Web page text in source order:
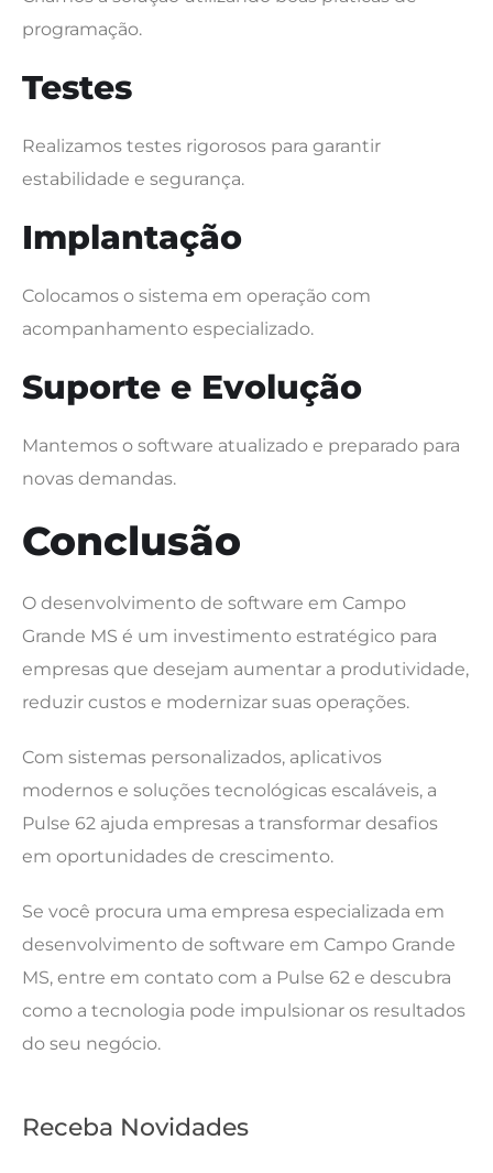
programação.
Testes
Realizamos testes rigorosos para garantir
estabilidade e segurança.
Implantação
Colocamos o sistema em operação com
acompanhamento especializado.
Suporte e Evolução
Mantemos o software atualizado e preparado para
novas demandas.
Conclusão
O desenvolvimento de software em Campo
Grande MS é um investimento estratégico para
empresas que desejam aumentar a produtividade,
reduzir custos e modernizar suas operações.
Com sistemas personalizados, aplicativos
modernos e soluções tecnológicas escaláveis, a
Pulse 62 ajuda empresas a transformar desafios
em oportunidades de crescimento.
Se você procura uma empresa especializada em
desenvolvimento de software em Campo Grande
MS, entre em contato com a Pulse 62 e descubra
como a tecnologia pode impulsionar os resultados
do seu negócio.
Receba Novidades